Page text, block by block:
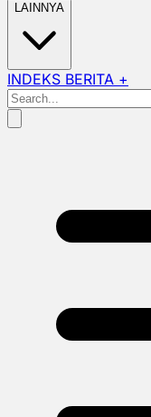
LAINNYA
INDEKS BERITA +